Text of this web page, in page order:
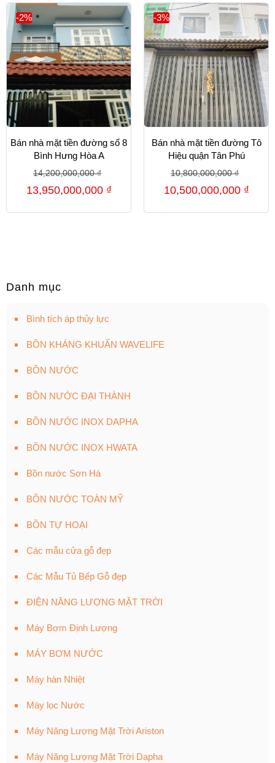
-2%
Bán nhà mặt tiền đường số 8
Bình Hưng Hòa A
14,200,000,000₫
13,950,000,000 ₫
-3%
Bán nhà mặt tiền đường Tô
Hiệu quận Tân Phú
10,800,000,000₫
10,500,000,000 ₫
Danh mục
Bình tích áp thủy lực
BỒN KHÁNG KHUẨN WAVELIFE
BỒN NƯỚC
BỒN NƯỚC ĐẠI THÀNH
BỒN NƯỚC INOX DAPHA
BỒN NƯỚC INOX HWATA
Bồn nước Sơn Hà
BỒN NƯỚC TOÀN MỸ
BỒN TỰ HOẠI
Các mẫu cửa gỗ đẹp
Các Mẫu Tủ Bếp Gỗ đẹp
ĐIỆN NĂNG LƯỢNG MẶT TRỜI
Máy Bơm Định Lượng
MÁY BƠM NƯỚC
Máy hàn Nhiệt
Máy lọc Nước
Máy Năng Lượng Mặt Trời Ariston
Máy Năng Lượng Mặt Trời Dapha